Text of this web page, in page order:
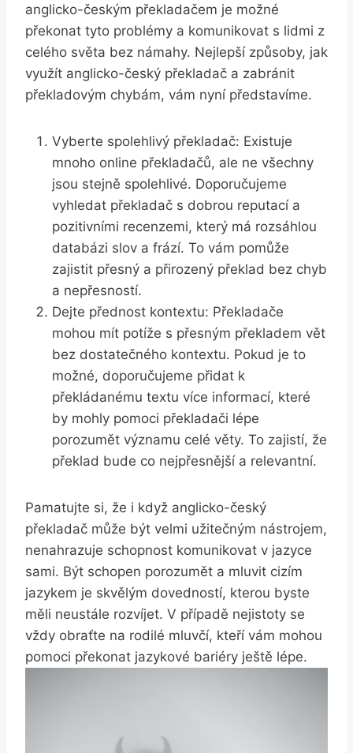
anglicko-českým překladačem je možné
překonat tyto problémy a komunikovat s lidmi z
celého světa bez námahy. Nejlepší způsoby, jak
využít anglicko-český překladač a zabránit
překladovým chybám, vám nyní představíme.
Vyberte spolehlivý překladač: Existuje
mnoho online překladačů, ale ne všechny
jsou stejně spolehlivé. Doporučujeme
vyhledat překladač s dobrou reputací a
pozitivními recenzemi, který má rozsáhlou
databázi slov a frází. To vám pomůže
zajistit přesný a přirozený překlad bez chyb
a nepřesností.
Dejte přednost kontextu: Překladače
mohou mít potíže s přesným překladem vět
bez dostatečného kontextu. Pokud je to
možné, doporučujeme přidat k
překládanému textu více informací, které
by mohly pomoci překladači lépe
porozumět významu celé věty. To zajistí, že
překlad bude co nejpřesnější a relevantní.
Pamatujte si, že i když anglicko-český
překladač může být velmi užitečným nástrojem,
nenahrazuje schopnost komunikovat v jazyce
sami. Být schopen porozumět a mluvit cizím
jazykem je skvělým dovedností, kterou byste
měli neustále rozvíjet. V případě nejistoty se
vždy obraťte na rodilé mluvčí, kteří vám mohou
pomoci překonat jazykové bariéry ještě lépe.